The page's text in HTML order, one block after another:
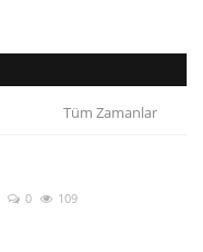
Tüm Zamanlar
0 109